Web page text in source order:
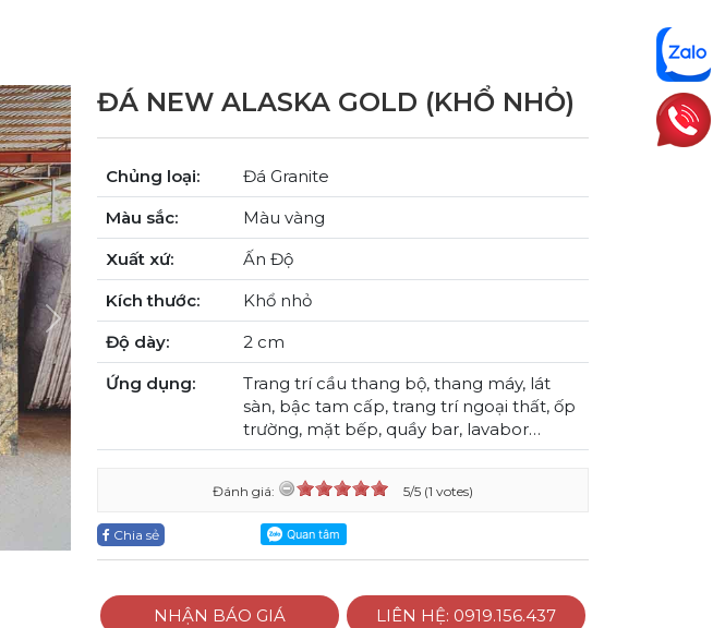
Next
ĐÁ NEW ALASKA GOLD (KHỔ NHỎ)
Chủng loại:
Đá Granite
Màu sắc:
Màu vàng
Xuất xứ:
Ấn Độ
Kích thước:
Khổ nhỏ
Độ dày:
2 cm
Ứng dụng:
Trang trí cầu thang bộ, thang máy, lát
sàn, bậc tam cấp, trang trí ngoại thất, ốp
trường, mặt bếp, quầy bar, lavabor…
Đánh giá: 5/5 (1 votes)
Chia sẻ
NHẬN BÁO GIÁ LIÊN HỆ: 0919.156.437